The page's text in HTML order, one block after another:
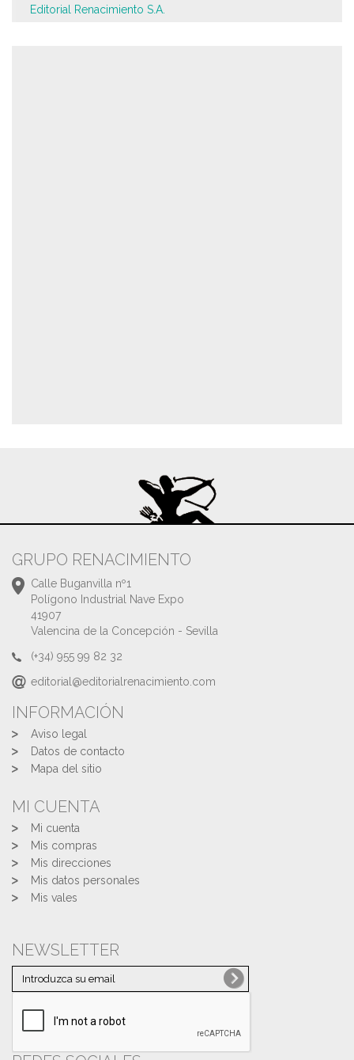
Editorial Renacimiento S.A.
GRUPO RENACIMIENTO
Calle Buganvilla nº1
Polígono Industrial Nave Expo
41907
Valencina de la Concepción - Sevilla
(+34) 955 99 82 32
editorial@editorialrenacimiento.com
INFORMACIÓN
Aviso legal
Datos de contacto
Mapa del sitio
MI CUENTA
Mi cuenta
Mis compras
Mis direcciones
Mis datos personales
Mis vales
NEWSLETTER